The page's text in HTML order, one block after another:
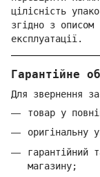
цілісність
згідно з описом
експлуатації.
Гарантійне
Для звернення
товар у
оригінальну
гарантійний
магазину;